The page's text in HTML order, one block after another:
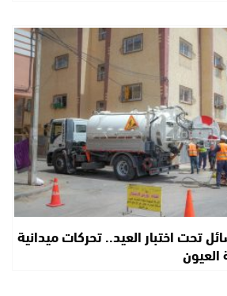
تحت اختبار العيد.. تحركات ميدانية